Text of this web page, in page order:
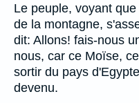
Le peuple, voyant
de la montagne,
dit: Allons! fais-nous
nous, car ce Moïse,
sortir du pays
devenu.